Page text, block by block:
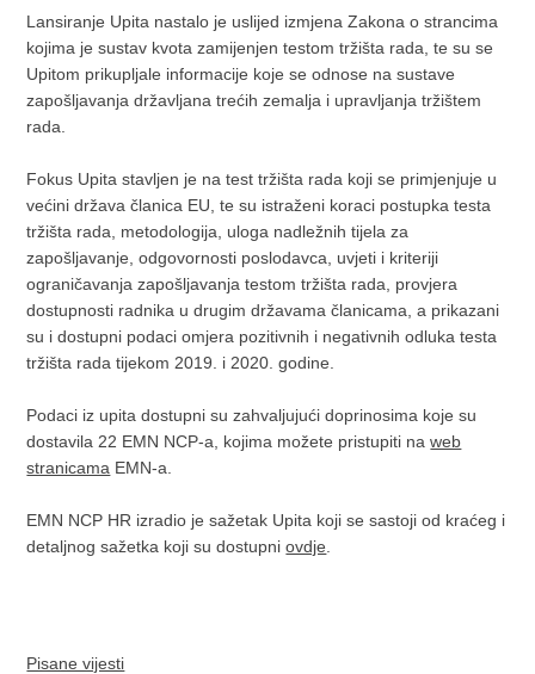
Lansiranje Upita nastalo je uslijed izmjena Zakona o strancima
kojima je sustav kvota zamijenjen testom tržišta rada, te su se
Upitom prikupljale informacije koje se odnose na sustave
zapošljavanja državljana trećih zemalja i upravljanja tržištem
rada.
Fokus Upita stavljen je na test tržišta rada koji se primjenjuje u
većini država članica EU, te su istraženi koraci postupka testa
tržišta rada, metodologija, uloga nadležnih tijela za
zapošljavanje, odgovornosti poslodavca, uvjeti i kriteriji
ograničavanja zapošljavanja testom tržišta rada, provjera
dostupnosti radnika u drugim državama članicama, a prikazani
su i dostupni podaci omjera pozitivnih i negativnih odluka testa
tržišta rada tijekom 2019. i 2020. godine.
Podaci iz upita dostupni su zahvaljujući doprinosima koje su
dostavila 22 EMN NCP-a, kojima možete pristupiti naweb
stranicama EMN-a.
EMN NCP HR izradio je sažetak Upita koji se sastoji od kraćeg i
detaljnog sažetka koji su dostupniovdje
Pisane vijesti